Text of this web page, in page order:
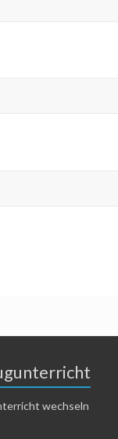
wechseln